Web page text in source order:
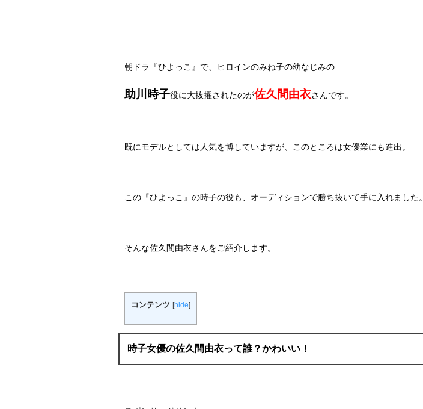
朝ドラ『ひよっこ』で、ヒロインのみね子の幼なじみの
助川時子役に大抜擢されたのが佐久間由衣さんです。
既にモデルとしては人気を博していますが、このところは女優業にも進出。
この『ひよっこ』の時子の役も、オーディションで勝ち抜いて手に入れました。
そんな佐久間由衣さんをご紹介します。
コンテンツ [hide]
時子女優の佐久間由衣って誰？かわいい！